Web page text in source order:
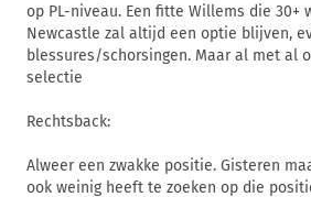
op PL-niveau. Een fitte Willems die 30+
Newcastle zal altijd een optie blijven,
blessures/schorsingen. Maar al met al
selectie
Rechtsback:
Alweer een zwakke positie. Gisteren
ook weinig heeft te zoeken op die